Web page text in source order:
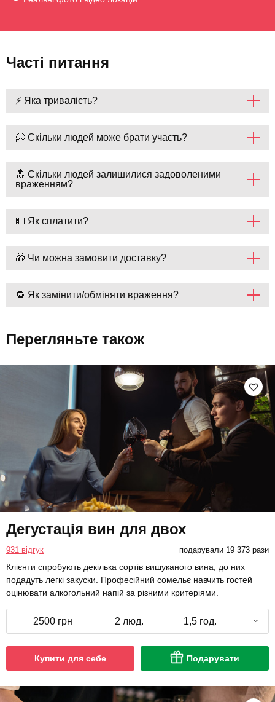
Часті питання
⚡ Яка тривалість?
🤗 Скільки людей може брати участь?
🔝 Скільки людей залишилися задоволеними
враженням?
💵 Як сплатити?
🎁 Чи можна замовити доставку?
🔁 Як замінити/обміняти враження?
Перегляньте також
Дегустація вин для двох
931 відгук подарували 19 373 рази
Клієнти спробують декілька сортів вишуканого вина, до них
подадуть легкі закуски. Професійний сомельє навчить гостей
оцінювати алкогольний напій за різними критеріями.
2500 грн 2 люд. 1,5 год.
Купити для себе Подарувати